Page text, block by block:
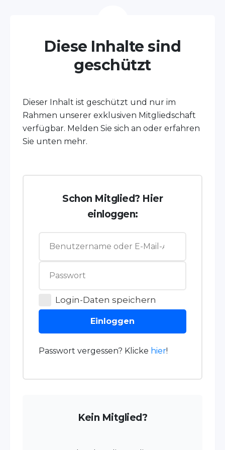
Diese Inhalte sind
geschützt
Dieser Inhalt ist geschützt und nur im
Rahmen unserer exklusiven Mitgliedschaft
verfügbar. Melden Sie sich an oder erfahren
Sie unten mehr.
Schon Mitglied? Hier
einloggen:
Login-Daten speichern
Einloggen
Passwort vergessen? Klicke hier!
Kein Mitglied?